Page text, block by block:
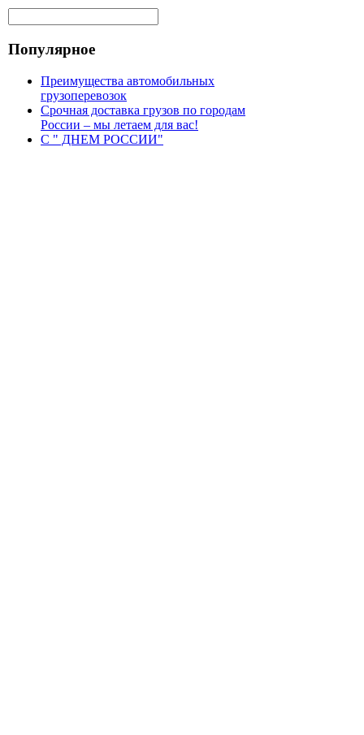
Популярное
Преимущества автомобильных
грузоперевозок
Срочная доставка грузов по городам
России – мы летаем для вас!
С " ДНЕМ РОССИИ"